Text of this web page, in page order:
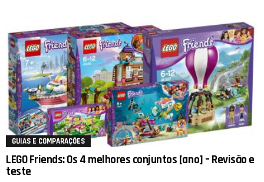
GUIAS E COMPARAÇÕES
LEGO Friends: Os 4 melhores conjuntos [ano] – Revisão e
teste